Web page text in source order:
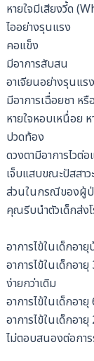
หายใจมีเสียงวี้ด
ไออย่างรุนแรง
คอแข็ง
มีอาการสับสน
อาเจียนอย่างรุนแรง
มีอาการเฉื่อยชา ห
หายใจหอบเหนื่อย ห
ปวดท้อง
ดวงตามีอาการไวต่
เจ็บแสบขณะปัสสาว
ส่วนในกรณีของผู้ป่
คุณรีบนำตัวเด็กส่ง
อาการไข้ในเด็กอา
อาการไข้ในเด็กอา
ง่ายกว่าเดิม
อาการไข้ในเด็กอา
อาการไข้ในเด็กอา
ไม่ตอบสนองต่อกา